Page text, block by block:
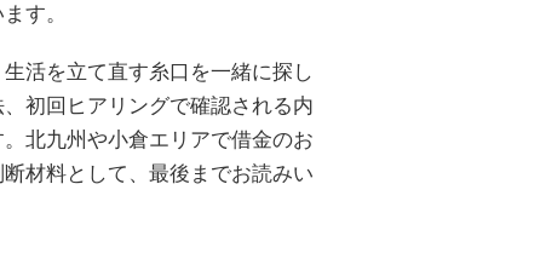
す。
活を立て直す糸口を一緒に探し
初回ヒアリングで確認される内
北九州や小倉エリアで借金のお
材料として、最後までお読みい